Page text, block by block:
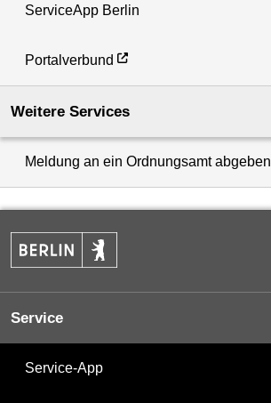
ServiceApp Berlin
Portalverbund
Weitere Services
Meldung an ein Ordnungsamt abgeben
Service
Service-App